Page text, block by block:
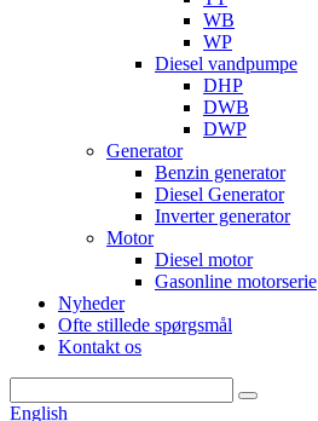
WB
WP
Diesel vandpumpe
DHP
DWB
DWP
Generator
Benzin generator
Diesel Generator
Inverter generator
Motor
Diesel motor
Gasonline motorserie
Nyheder
Ofte stillede spørgsmål
Kontakt os
English